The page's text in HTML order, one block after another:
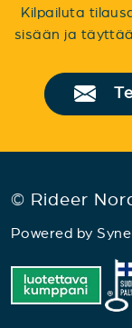
Kilpailuta
sisään ja
© Rideer
Powered by